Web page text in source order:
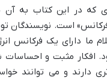
که در این کتاب به آن
است. نویسندگان
ما دارای یک فرکانس
افکار مثبت و احساسات
دارند و می توانند